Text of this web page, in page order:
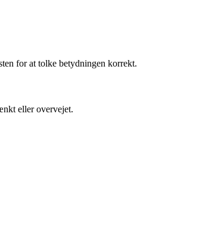
for at tolke betydningen korrekt.
eller overvejet.